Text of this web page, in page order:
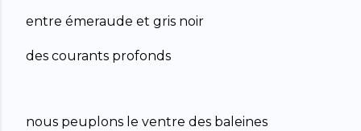
entre émeraude et gris noir
des courants profonds
nous peuplons le ventre des baleines